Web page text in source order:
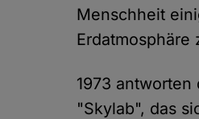
Menschheit
Erdatmosphäre
1973
"Skylab", das